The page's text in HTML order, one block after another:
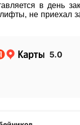
в день
не
5.0